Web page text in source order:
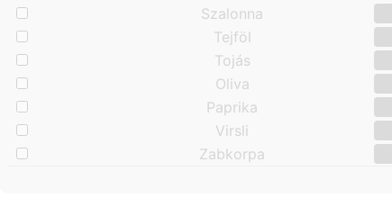
Szalonna
Tejföl
Tojás
Oliva
Paprika
Virsli
Zabkorpa